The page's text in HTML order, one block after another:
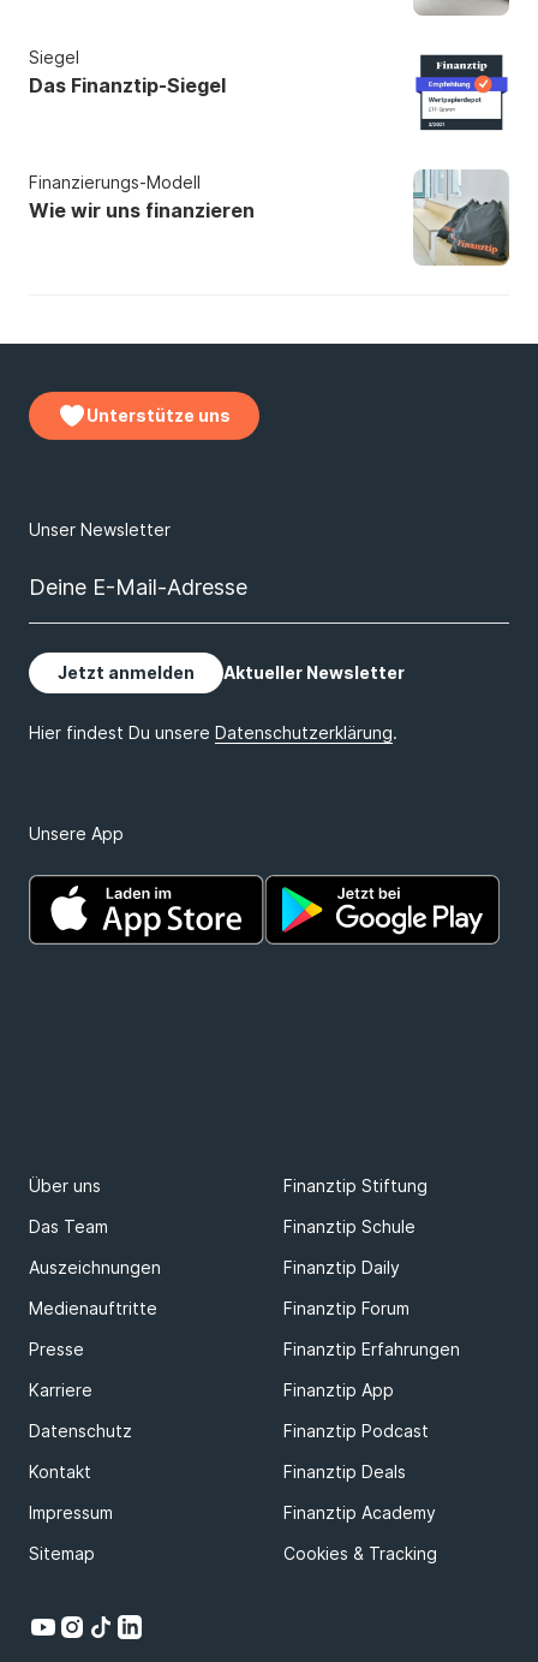
Siegel
Das Finanztip-Siegel
Finanzierungs-Modell
Wie wir uns finanzieren
Unterstütze uns
Unsere App
Über uns
Finanztip Stiftung
Das Team
Finanztip Schule
Auszeichnungen
Finanztip Daily
Medienauftritte
Finanztip Forum
Presse
Finanztip Erfahrungen
Karriere
Finanztip App
Datenschutz
Finanztip Podcast
Kontakt
Finanztip Deals
Impressum
Finanztip Academy
Sitemap
Cookies & Tracking